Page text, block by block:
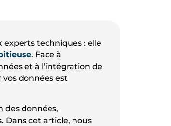
experts techniques : elle
. Face à
et à l’intégration de
données est
des données,
Dans cet article, nous